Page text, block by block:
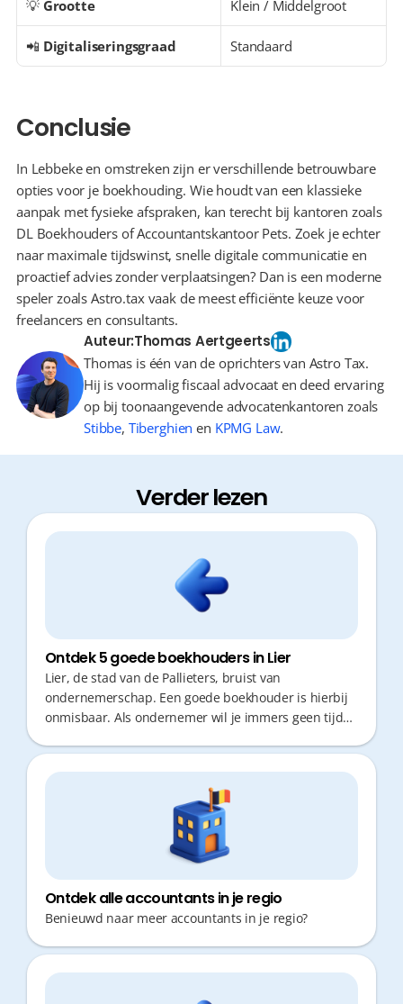
💡 Grootte Klein / Middelgroot
📲 Digitaliseringsgraad Standaard
Conclusie
In Lebbeke en omstreken zijn er verschillende betrouwbare
opties voor je boekhouding. Wie houdt van een klassieke
aanpak met fysieke afspraken, kan terecht bij kantoren zoals
DL Boekhouders of Accountantskantoor Pets. Zoek je echter
naar maximale tijdswinst, snelle digitale communicatie en
proactief advies zonder verplaatsingen? Dan is een moderne
speler zoals Astro.tax vaak de meest efficiënte keuze voor
freelancers en consultants.
Auteur:Thomas Aertgeerts
Thomas is één van de oprichters van Astro Tax.
Hij is voormalig fiscaal advocaat en deed ervaring
op bij toonaangevende advocatenkantoren zoals
Stibbe, Tiberghien en KPMG Law.
Verder lezen
Ontdek 5 goede boekhouders in Lier
Lier, de stad van de Pallieters, bruist van
ondernemerschap. Een goede boekhouder is hierbij
onmisbaar. Als ondernemer wil je immers geen tijd
zoekt fiscaal advies op maat en snelle antwoorden op
je vragen. De juiste keuze maakt het verschil tussen
chaos en gemoedsrust voor jouw zaak.
Ontdek alle accountants in je regio
Benieuwd naar meer accountants in je regio?